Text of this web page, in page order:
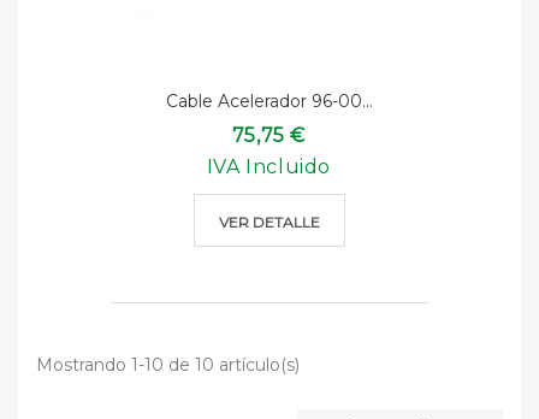
Cable Acelerador 96-00...
75,75 €
IVA Incluido
VER DETALLE
Mostrando 1-10 de 10 artículo(s)